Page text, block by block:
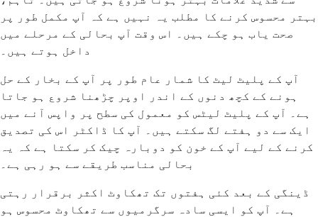
بہتر محسوس کرنے کا مطلب یہ نہیں ہے کہ آپ مکمل طور پر
صحت یاب ہو چکے ہیں۔ اس وقت آپ بحالی کے مرحلے میں
داخل ہوتے ہیں۔
آپ کے پلیٹ لیٹ کا شمار عام طور پر آپ کے بخار کے حل
ہونے کے کچھ دنوں کے اندر اوپر چڑھنا شروع ہو جاتا
ہے۔ آپ کے پلیٹ لیٹس کو معمول کی سطح پر واپس آنے میں
ایک سے دو ہفتے لگ سکتے ہیں۔ آپ کا ڈاکٹر اس کی تصدیق
کرنے کے لیے آپ کے خون کو دوبارہ چیک کر سکتا ہے کہ یہ
بحالی مناسب طریقے سے ہو رہی ہے۔
ڈینگی کے بعد کئی ہفتوں تک تھکاوٹ اکثر برقرار رہتی
ہے۔ آپ کو ایسی سادہ سرگرمیوں سے تھکاوٹ محسوس ہو